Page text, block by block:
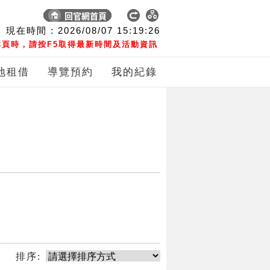
現在時間 : 2026/08/07 15:19:26
時，請按F5取得最新時間及活動資訊
租借 導覽預約 我的紀錄
排序: